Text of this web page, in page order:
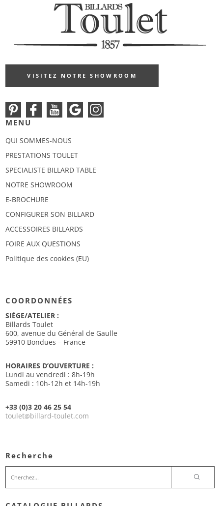
VISITEZ NOTRE SHOWROOM
MENU
QUI SOMMES-NOUS
PRESTATIONS TOULET
SPECIALISTE BILLARD TABLE
NOTRE SHOWROOM
E-BROCHURE
CONFIGURER SON BILLARD
ACCESSOIRES BILLARDS
FOIRE AUX QUESTIONS
Politique des cookies (EU)
COORDONNÉES
SIÈGE/ATELIER :
Billards Toulet
600, avenue du Général de Gaulle
59910 Bondues – France
HORAIRES D’OUVERTURE :
Lundi au vendredi : 8h-19h
Samedi : 10h-12h et 14h-19h
+33 (0)3 20 46 25 54
toulet@billard-toulet.com
Recherche